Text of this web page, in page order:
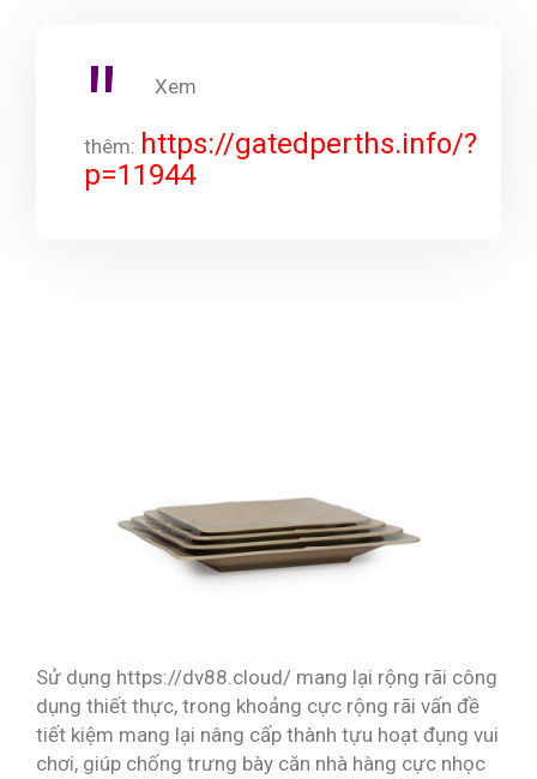
Xem
thêm: https://gatedperths.info/?
p=11944
Sử dụng https://dv88.cloud/ mang lại rộng rãi công
dụng thiết thực, trong khoảng cực rộng rãi vấn đề
tiết kiệm mang lại nâng cấp thành tựu hoạt đụng vui
chơi, giúp chống trưng bày căn nhà hàng cực nhọc